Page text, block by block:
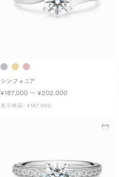
シンフォニア
¥187,000 〜 ¥202,000
表示商品： ¥187,000